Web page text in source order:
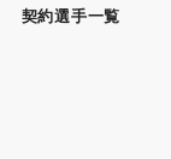
契約選手一覧